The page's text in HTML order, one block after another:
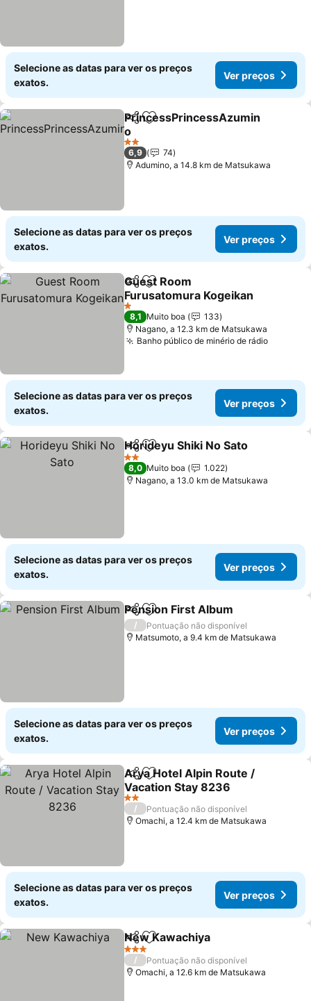
Selecione as datas para ver os preços
exatos.
Ver preços
PartilharAdicionar aos favoritos
PrincessPrincessAzumin
o
Ver preços
2 Estrelas
6,9
74
Adumino, a 14.8 km de Matsukawa
Selecione as datas para ver os preços
exatos.
Ver preços
PartilharAdicionar aos favoritos
Guest Room
Furusatomura Kogeikan
Ver preços
1 Estrelas
8,1 Muito boa
133
Nagano, a 12.3 km de Matsukawa
Banho público de minério de rádioVer
Selecione as datas para ver os preços
exatos.
Ver preços
PartilharAdicionar aos favoritos
Horideyu Shiki No Sato
2 Estrelas
8,0 Muito boa
1.022
Nagano, a 13.0 km de Matsukawa
Selecione as datas para ver os preços
exatos.
Ver preços
PartilharAdicionar aos favoritos
Pension First Album
/
Pontuação não disponível
Matsumoto, a 9.4 km de Matsukawa
Selecione as datas para ver os preços
exatos.
Ver preços
PartilharAdicionar aos favoritos
Arya Hotel Alpin Route /
Vacation Stay 8236
Ver preços
2 Estrelas
/
Pontuação não disponível
Omachi, a 12.4 km de Matsukawa
Selecione as datas para ver os preços
exatos.
Ver preços
PartilharAdicionar aos favoritos
New Kawachiya
3 Estrelas
/
Pontuação não disponível
Omachi, a 12.6 km de Matsukawa